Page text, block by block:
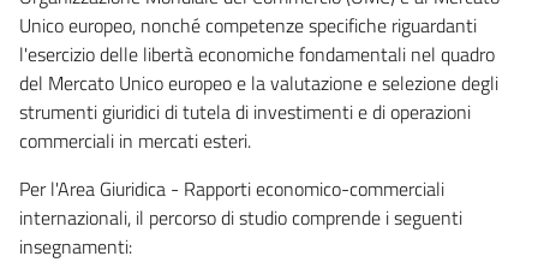
Unico europeo, nonché competenze specifiche riguardanti
l'esercizio delle libertà economiche fondamentali nel quadro
del Mercato Unico europeo e la valutazione e selezione degli
strumenti giuridici di tutela di investimenti e di operazioni
commerciali in mercati esteri.
Per l'Area Giuridica - Rapporti economico-commerciali
internazionali, il percorso di studio comprende i seguenti
insegnamenti: